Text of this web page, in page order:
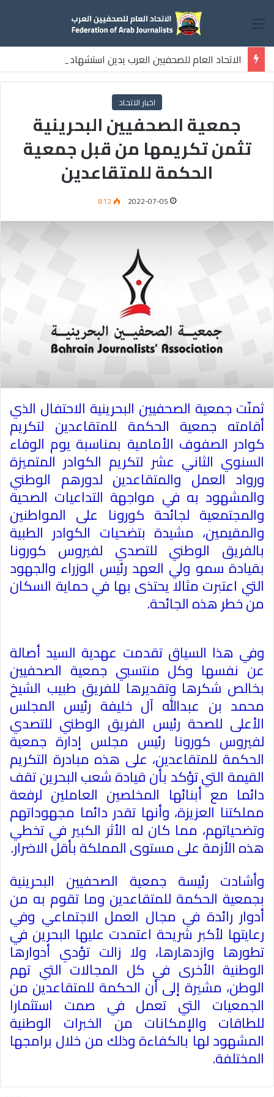
القائمة
الاتحاد العام للصحفيين العرب يدين استشهاد
ثلاثة صحفيين فلسطينيين باستهداف إسرائيلي وسط قطاع غزة
اخبار الاتحاد
جمعية الصحفيين البحرينية
تثمن تكريمها من قبل جمعية
الحكمة للمتقاعدين
2022-07-05
812
ثمنّت جمعية الصحفيين البحرينية الاحتفال الذي
أقامته جمعية الحكمة للمتقاعدين لتكريم
كوادر الصفوف الأمامية بمناسبة يوم الوفاء
السنوي الثاني عشر لتكريم الكوادر المتميزة
ورواد العمل والمتقاعدين لدورهم الوطني
والمشهود به في مواجهة التداعيات الصحية
والمجتمعية لجائحة كورونا على المواطنين
والمقيمين، مشيدة بتضحيات الكوادر الطبية
بالفريق الوطني للتصدي لفيروس كورونا
بقيادة سمو ولي العهد رئيس الوزراء والجهود
التي اعتبرت مثالا يحتذى بها في حماية السكان
من خطر هذه الجائحة.
وفي هذا السياق تقدمت عهدية السيد أصالة
عن نفسها وكل منتسبي جمعية الصحفيين
بخالص شكرها وتقديرها للفريق طبيب الشيخ
محمد بن عبدالله آل خليفة رئيس المجلس
الأعلى للصحة رئيس الفريق الوطني للتصدي
لفيروس كورونا رئيس مجلس إدارة جمعية
الحكمة للمتقاعدين، على هذه مبادرة التكريم
القيمة التي تؤكد بأن قيادة شعب البحرين تقف
دائما مع أبنائها المخلصين العاملين لرفعة
مملكتنا العزيزة، وأنها تقدر دائما مجهوداتهم
وتضحياتهم، مما كان له الأثر الكبير في تخطي
هذه الأزمة على مستوى المملكة بأقل الاضرار.
وأشادت رئيسة جمعية الصحفيين البحرينية
بجمعية الحكمة للمتقاعدين وما تقوم به من
أدوار رائدة في مجال العمل الاجتماعي وفي
رعايتها لأكبر شريحة اعتمدت عليها البحرين في
تطورها وازدهارها، ولا زالت تؤدي أدوارها
الوطنية الأخرى في كل المجالات التي تهم
الوطن، مشيرة إلى أن الحكمة للمتقاعدين من
الجمعيات التي تعمل في صمت استثمارا
للطاقات والإمكانات من الخبرات الوطنية
المشهود لها بالكفاءة وذلك من خلال برامجها
المختلفة.